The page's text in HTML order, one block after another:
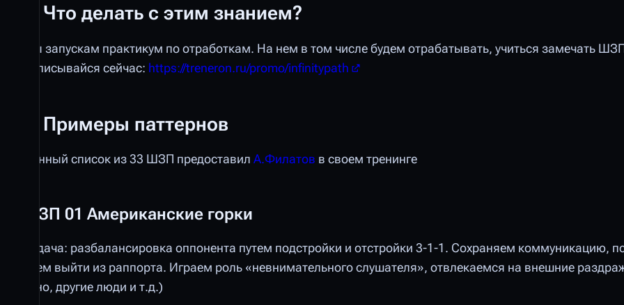
Что делать с этим знанием?
Мы запускам практикум по отработкам. На нем в том числе будем отрабатывать, учиться замечать
Записывайся сейчас: https://treneron.ru/promo/infinitypath
Примеры паттернов
Данный список из 33 ШЗП предоставил А.Филатов в своем тренинге
ШЗП 01 Американские горки
Задача: разбалансировка оппонента путем подстройки и отстройки 3-1-1. Сохраняем коммуникацию,
даем выйти из раппорта. Играем роль «невнимательного слушателя», отвлекаемся на внешние
окно, другие люди и т.д.)